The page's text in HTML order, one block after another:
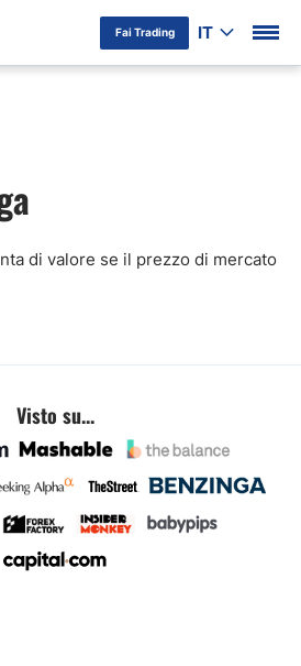
Fai Trading IT
di valore se il prezzo di mercato
Visto su...